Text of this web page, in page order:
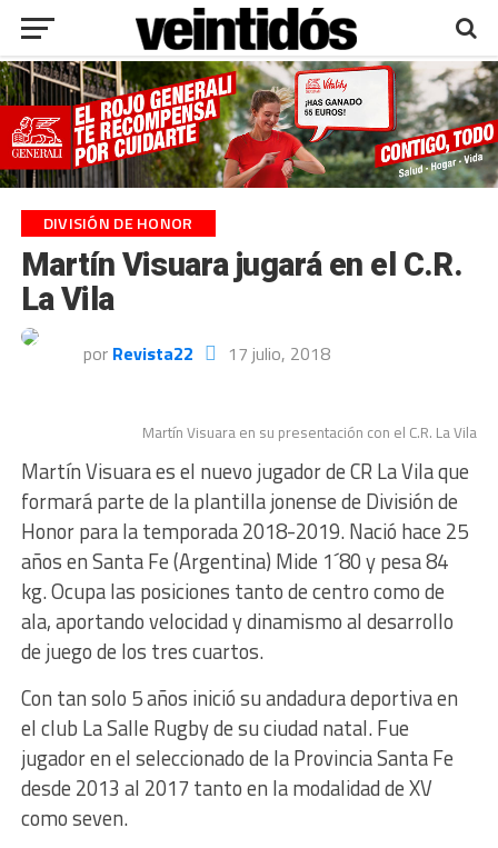
DIVISIÓN DE HONOR
Martín Visuara jugará en el C.R.
La Vila
por Revista22 17 julio, 2018
Martín Visuara en su presentación con el C.R. La Vila
Martín Visuara es el nuevo jugador de CR La Vila que
formará parte de la plantilla jonense de División de
Honor para la temporada 2018-2019. Nació hace 25
años en Santa Fe (Argentina) Mide 1´80 y pesa 84
kg. Ocupa las posiciones tanto de centro como de
ala, aportando velocidad y dinamismo al desarrollo
de juego de los tres cuartos.
Con tan solo 5 años inició su andadura deportiva en
el club La Salle Rugby de su ciudad natal. Fue
jugador en el seleccionado de la Provincia Santa Fe
desde 2013 al 2017 tanto en la modalidad de XV
como seven.